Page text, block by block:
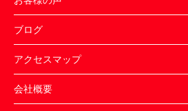
ブログ
アクセスマップ
会社概要